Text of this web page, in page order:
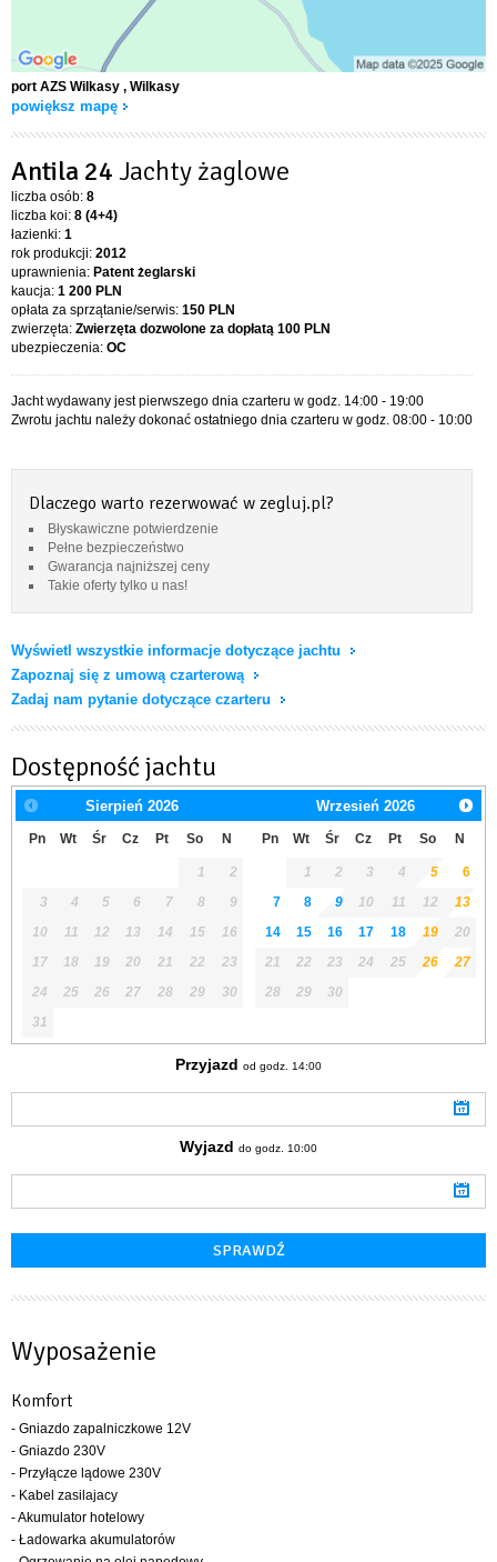
port AZS Wilkasy , Wilkasy
powiększ mapę
Antila 24 Jachty żaglowe
liczba osób: 8
liczba koi: 8 (4+4)
łazienki: 1
rok produkcji: 2012
uprawnienia: Patent żeglarski
kaucja: 1 200 PLN
opłata za sprzątanie/serwis: 150 PLN
zwierzęta: Zwierzęta dozwolone za dopłatą 100 PLN
ubezpieczenia: OC
Jacht wydawany jest pierwszego dnia czarteru w godz. 14:00 - 19:00
Zwrotu jachtu należy dokonać ostatniego dnia czarteru w godz. 08:00 - 10:00
Dlaczego warto rezerwować w zegluj.pl?
Błyskawiczne potwierdzenie
Pełne bezpieczeństwo
Gwarancja najniższej ceny
Takie oferty tylko u nas!
Wyświetl wszystkie informacje dotyczące jachtu
Zapoznaj się z umową czarterową
Zadaj nam pytanie dotyczące czarteru
Dostępność jachtu
Sierpień 2026
Pn Wt Śr Cz Pt So N
1
2
3
4 5 6 7 8
9
10
11 12 13 14 15
16
17
18 19 20 21 22
23
24
25 26 27 28 29
30
31
Wrzesień 2026
Pn Wt Śr Cz Pt So N
1 2 3 4 5
6
7
8 9 10 11 12
13
14
15 16 17 18 19
20
21
22 23 24 25 26
27
28
29 30
Przyjazd od godz. 14:00
Wyjazd do godz. 10:00
Wyposażenie
Komfort
- Gniazdo zapalniczkowe 12V
- Gniazdo 230V
- Przyłącze lądowe 230V
- Kabel zasilajacy
- Akumulator hotelowy
- Ładowarka akumulatorów